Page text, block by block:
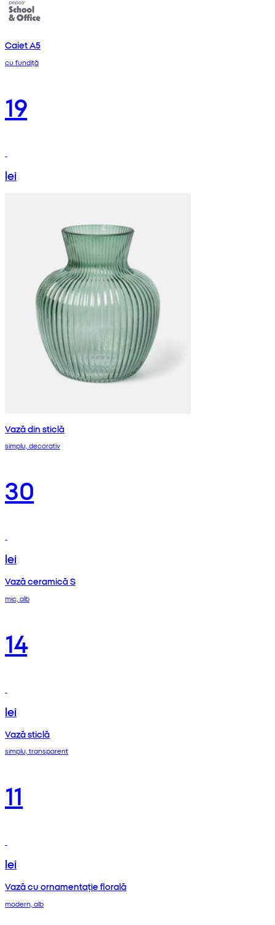
Caiet A5
cu fundiță
19
lei
Vază din sticlă
simplu, decorativ
30
lei
Vază ceramică S
mic, alb
14
lei
Vază sticlă
simplu, transparent
11
lei
Vază cu ornamentație florală
modern, alb